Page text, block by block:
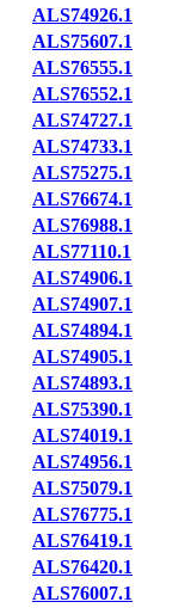
ALS74926.1
ALS75607.1
ALS76555.1
ALS76552.1
ALS74727.1
ALS74733.1
ALS75275.1
ALS76674.1
ALS76988.1
ALS77110.1
ALS74906.1
ALS74907.1
ALS74894.1
ALS74905.1
ALS74893.1
ALS75390.1
ALS74019.1
ALS74956.1
ALS75079.1
ALS76775.1
ALS76419.1
ALS76420.1
ALS76007.1